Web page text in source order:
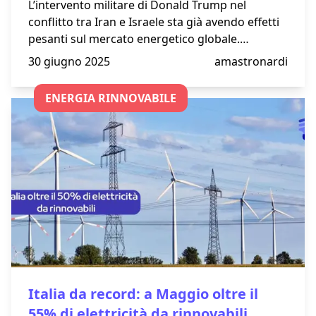
L’intervento militare di Donald Trump nel
conflitto tra Iran e Israele sta già avendo effetti
pesanti sul mercato energetico globale.
Aumento dei prezzi del petrolio, gas più caro e
bollette in salita in tutta Europa: le conseguenze
economiche di questa escalation si fanno
sentire anche in Italia. In questo articolo
analizziamo i principali impatti sul costo
dell’energia e gli scenari futuri che potrebbero
aggravare la crisi.
30 giugno 2025 amastronardi
ENERGIA RINNOVABILE
Italia da record: a Maggio oltre il